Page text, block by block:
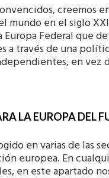
creemos
en el siglo
Federal que
a través de una
en
LA EUROPA DEL
en varias de las
europea. En
en este apartado